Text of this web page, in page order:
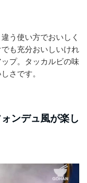
う使い方でおいしく
も充分おいしいけれ
プ。タッカルビの味
さです。
ンデュ風が楽し